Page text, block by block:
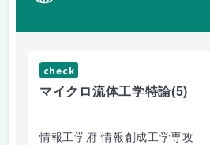
check
マイクロ流体工学特論(5)
情報工学府 情報創成工学専攻